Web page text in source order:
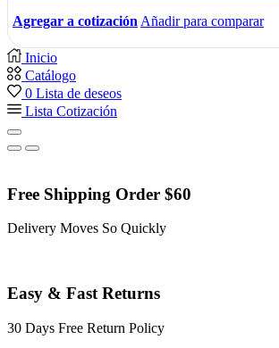
Agregar a cotización Añadir para comparar
Inicio
Catálogo
0 Lista de deseos
Lista Cotización
Free Shipping Order $60
Delivery Moves So Quickly
Easy & Fast Returns
30 Days Free Return Policy